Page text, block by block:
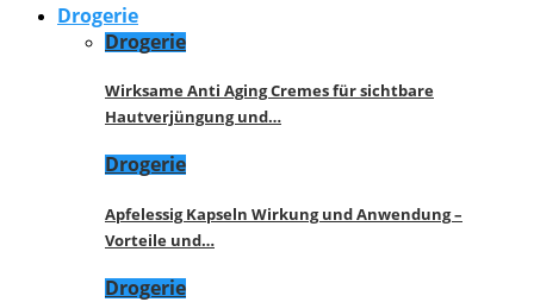
Drogerie
Drogerie
Wirksame Anti Aging Cremes für sichtbare
Hautverjüngung und…
Drogerie
Apfelessig Kapseln Wirkung und Anwendung –
Vorteile und…
Drogerie